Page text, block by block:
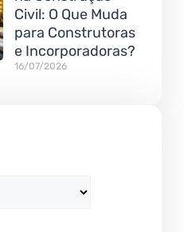
Civil: O Que Muda
para Construtoras
e Incorporadoras?
16/07/2026